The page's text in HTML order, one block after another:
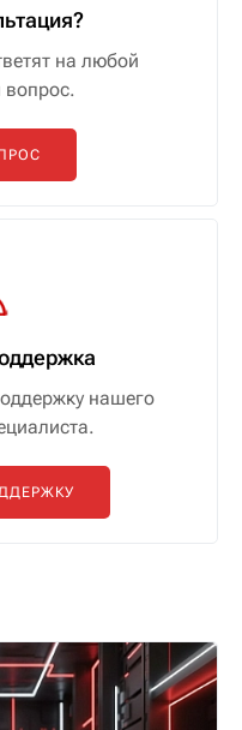
на любой
вопрос.
нашего